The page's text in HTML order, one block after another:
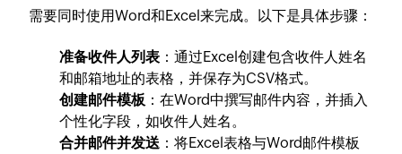
需要同时使用Word和Excel来完成。以下是具体步骤：
准备收件人列表 ：通过Excel创建包含收件人姓名
和邮箱地址的表格，并保存为CSV格式。
创建邮件模板 ：在Word中撰写邮件内容，并插入
个性化字段，如收件人姓名。
合并邮件并发送 ：将Excel表格与Word邮件模板